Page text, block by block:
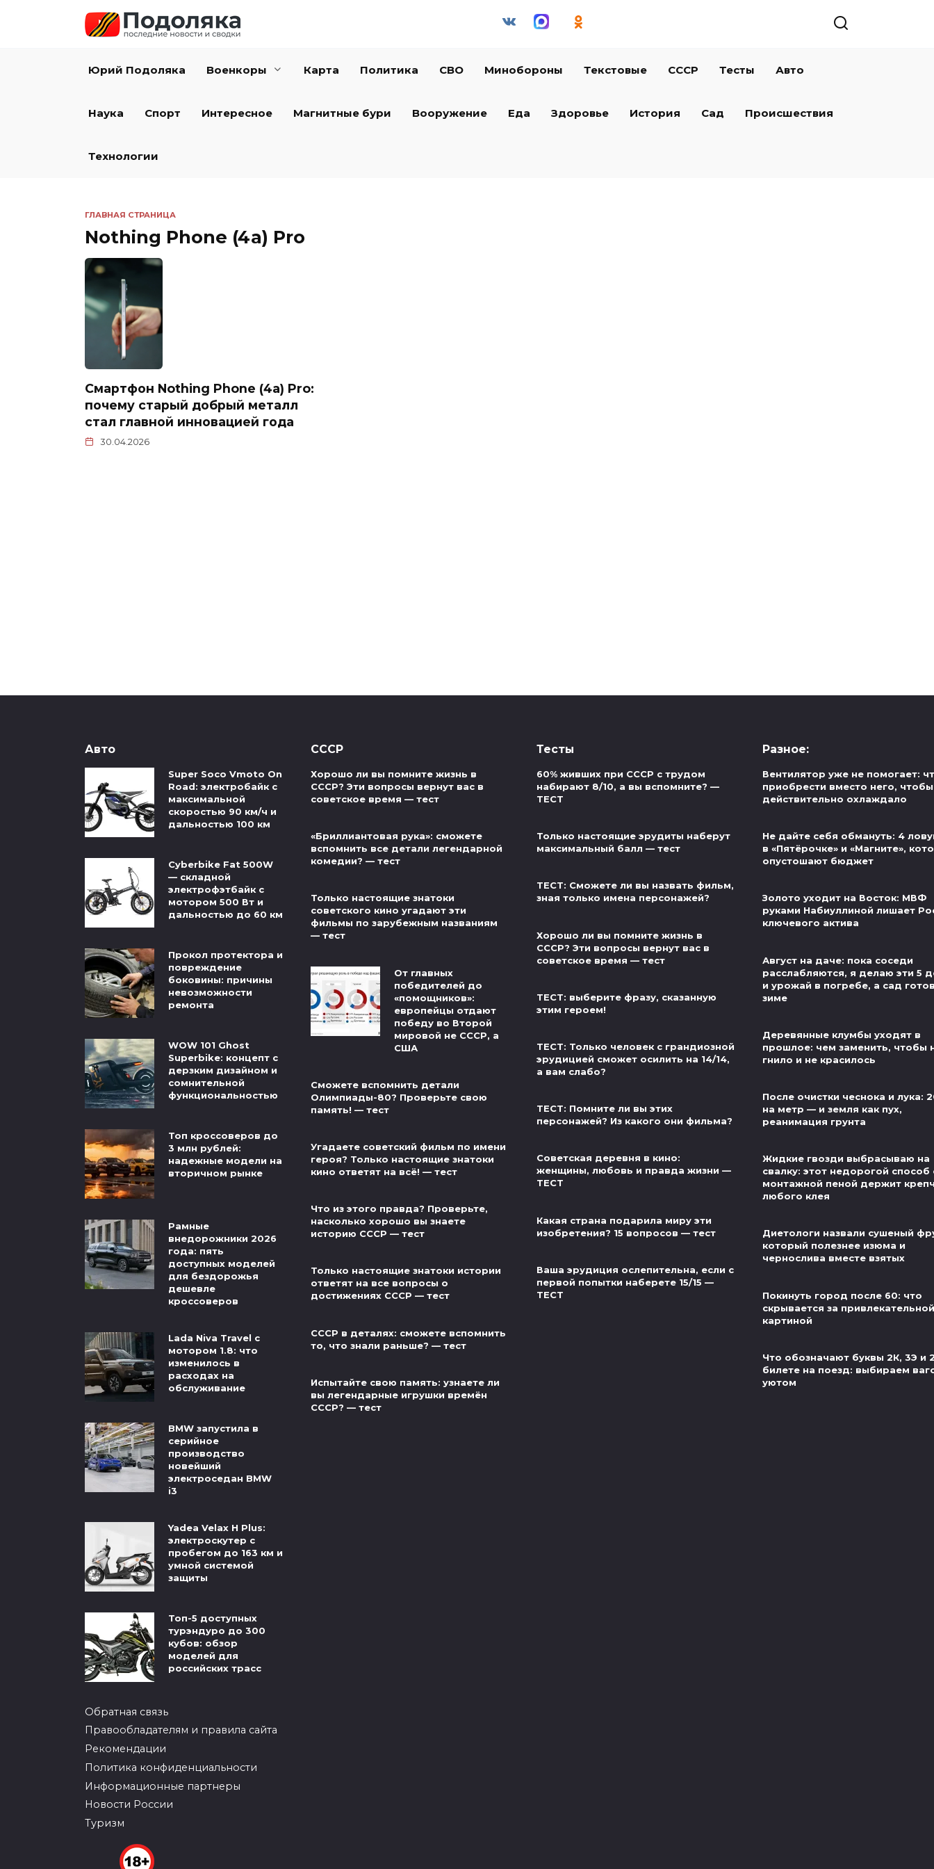
Юрий Подоляка Военкоры Карта Политика СВО Минобороны Текстовые СССР Тесты Авто
Наука Спорт Интересное Магнитные бури Вооружение Еда Здоровье История Сад Происшествия
Технологии
ГЛАВНАЯ СТРАНИЦА
Nothing Phone (4a) Pro
Смартфон Nothing Phone (4a) Pro:
почему старый добрый металл
стал главной инновацией года
30.04.2026
Авто
Super Soco Vmoto On
Road: электробайк с
максимальной
скоростью 90 км/ч и
дальностью 100 км
Cyberbike Fat 500W
— складной
электрофэтбайк с
мотором 500 Вт и
дальностью до 60 км
Прокол протектора и
повреждение
боковины: причины
невозможности
ремонта
WOW 101 Ghost
Superbike: концепт с
дерзким дизайном и
сомнительной
функциональностью
Топ кроссоверов до
3 млн рублей:
надежные модели на
вторичном рынке
Рамные
внедорожники 2026
года: пять
доступных моделей
для бездорожья
дешевле
кроссоверов
Lada Niva Travel с
мотором 1.8: что
изменилось в
расходах на
обслуживание
BMW запустила в
серийное
производство
новейший
электроседан BMW
i3
Yadea Velax H Plus:
электроскутер с
пробегом до 163 км и
умной системой
защиты
Топ-5 доступных
турэндуро до 300
кубов: обзор
моделей для
российских трасс
Обратная связь
Правообладателям и правила сайта
Рекомендации
Политика конфиденциальности
Информационные партнеры
Новости России
Туризм
СССР
Хорошо ли вы помните жизнь в
СССР? Эти вопросы вернут вас в
советское время — тест
«Бриллиантовая рука»: сможете
вспомнить все детали легендарной
комедии? — тест
Только настоящие знатоки
советского кино угадают эти
фильмы по зарубежным названиям
— тест
От главных
победителей до
«помощников»:
европейцы отдают
победу во Второй
мировой не СССР, а
США
Сможете вспомнить детали
Олимпиады-80? Проверьте свою
память! — тест
Угадаете советский фильм по имени
героя? Только настоящие знатоки
кино ответят на всё! — тест
Что из этого правда? Проверьте,
насколько хорошо вы знаете
историю СССР — тест
Только настоящие знатоки истории
ответят на все вопросы о
достижениях СССР — тест
СССР в деталях: сможете вспомнить
то, что знали раньше? — тест
Испытайте свою память: узнаете ли
вы легендарные игрушки времён
СССР? — тест
Тесты
60% живших при СССР с трудом
набирают 8/10, а вы вспомните? —
ТЕСТ
Только настоящие эрудиты наберут
максимальный балл — тест
ТЕСТ: Сможете ли вы назвать фильм,
зная только имена персонажей?
Хорошо ли вы помните жизнь в
СССР? Эти вопросы вернут вас в
советское время — тест
ТЕСТ: выберите фразу, сказанную
этим героем!
ТЕСТ: Только человек с грандиозной
эрудицией сможет осилить на 14/14,
а вам слабо?
ТЕСТ: Помните ли вы этих
персонажей? Из какого они фильма?
Советская деревня в кино:
женщины, любовь и правда жизни —
ТЕСТ
Какая страна подарила миру эти
изобретения? 15 вопросов — тест
Ваша эрудиция ослепительна, если с
первой попытки наберете 15/15 —
ТЕСТ
Разное:
Вентилятор уже не помогает:
приобрести вместо него, чтобы
действительно охлаждало
Не дайте себя обмануть: 4
в «Пятёрочке» и «Магните»,
опустошают бюджет
Золото уходит на Восток: МВФ
руками Набиуллиной лишает
ключевого актива
Август на даче: пока соседи
расслабляются, я делаю эти 5
и урожай в погребе, а сад
зиме
Деревянные клумбы уходят в
прошлое: чем заменить, чтобы
гнило и не красилось
После очистки чеснока и лука:
на метр — и земля как пух,
реанимация грунта
Жидкие гвозди выбрасываю на
свалку: этот недорогой способ
монтажной пеной держит
любого клея
Диетологи назвали сушеный
который полезнее изюма и
чернослива вместе взятых
Покинуть город после 60: что
скрывается за привлекательной
картиной
Что обозначают буквы 2К, 3Э и
билете на поезд: выбираем
уютом